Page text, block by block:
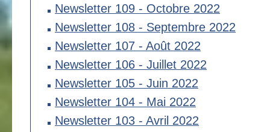
Newsletter 109 - Octobre 2022
Newsletter 108 - Septembre 2022
Newsletter 107 - Août 2022
Newsletter 106 - Juillet 2022
Newsletter 105 - Juin 2022
Newsletter 104 - Mai 2022
Newsletter 103 - Avril 2022